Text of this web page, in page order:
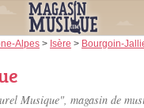
Alpes > Isère > Bourgoin-
Musique", magasin de